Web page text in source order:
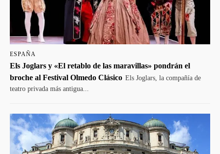
ESPAÑA
Els Joglars y «El retablo de las maravillas» pondrán el
broche al Festival Olmedo Clásico Els Joglars, la compañía de
teatro privada más antigua...